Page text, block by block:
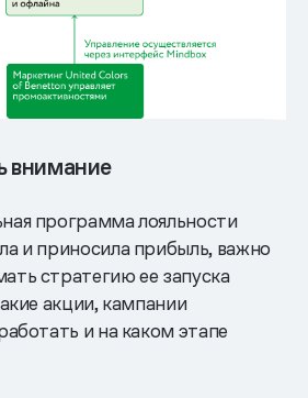
внимание
программа лояльности
и приносила прибыль, важно
стратегию ее запуска
акции, кампании
и на каком этапе